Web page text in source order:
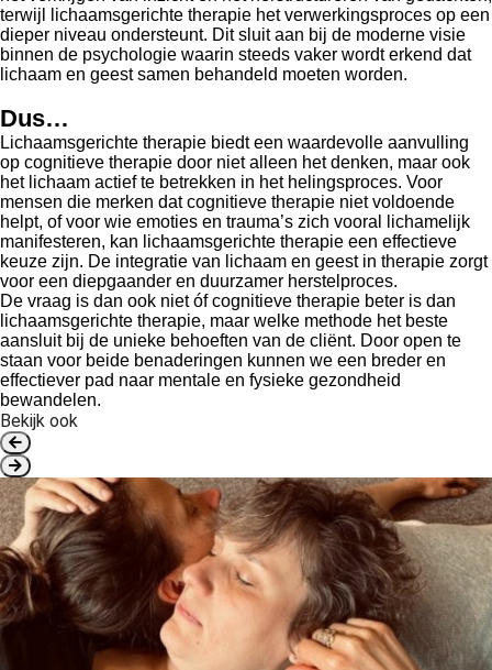
terwijl lichaamsgerichte therapie het verwerkingsproces op een
dieper niveau ondersteunt. Dit sluit aan bij de moderne visie
binnen de psychologie waarin steeds vaker wordt erkend dat
lichaam en geest samen behandeld moeten worden.
Dus…
Lichaamsgerichte therapie biedt een waardevolle aanvulling
op cognitieve therapie door niet alleen het denken, maar ook
het lichaam actief te betrekken in het helingsproces. Voor
mensen die merken dat cognitieve therapie niet voldoende
helpt, of voor wie emoties en trauma’s zich vooral lichamelijk
manifesteren, kan lichaamsgerichte therapie een effectieve
keuze zijn. De integratie van lichaam en geest in therapie zorgt
voor een diepgaander en duurzamer herstelproces.
De vraag is dan ook niet óf cognitieve therapie beter is dan
lichaamsgerichte therapie, maar welke methode het beste
aansluit bij de unieke behoeften van de cliënt. Door open te
staan voor beide benaderingen kunnen we een breder en
effectiever pad naar mentale en fysieke gezondheid
bewandelen.
Bekijk ook